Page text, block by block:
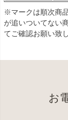
※マークは順次商
が追いついてない
てご確認お願い致
お